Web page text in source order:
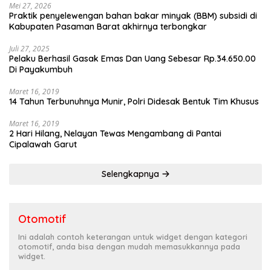
Mei 27, 2026
Praktik penyelewengan bahan bakar minyak (BBM) subsidi di
Kabupaten Pasaman Barat akhirnya terbongkar
Juli 27, 2025
Pelaku Berhasil Gasak Emas Dan Uang Sebesar Rp.34.650.00
Di Payakumbuh
Maret 16, 2019
14 Tahun Terbunuhnya Munir, Polri Didesak Bentuk Tim Khusus
Maret 16, 2019
2 Hari Hilang, Nelayan Tewas Mengambang di Pantai
Cipalawah Garut
Selengkapnya
Otomotif
Ini adalah contoh keterangan untuk widget dengan kategori
otomotif, anda bisa dengan mudah memasukkannya pada
widget.